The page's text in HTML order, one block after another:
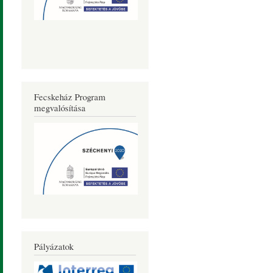
Fecskeház Program
megvalósítása
Pályázatok